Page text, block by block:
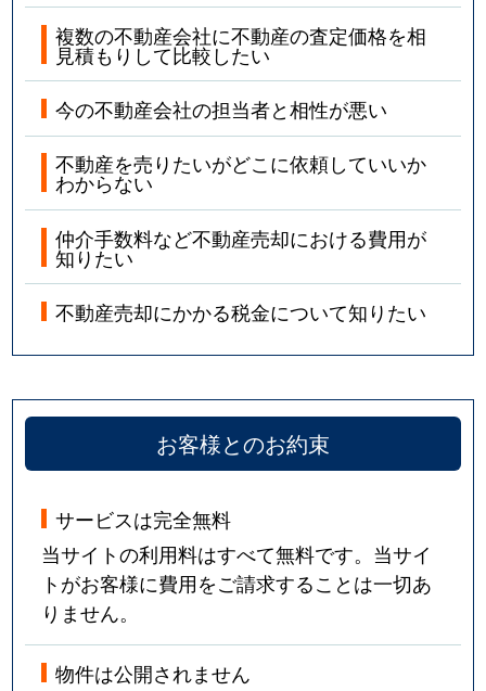
複数の不動産会社に不動産の査定価格を相
見積もりして比較したい
今の不動産会社の担当者と相性が悪い
不動産を売りたいがどこに依頼していいか
わからない
仲介手数料など不動産売却における費用が
知りたい
不動産売却にかかる税金について知りたい
お客様とのお約束
サービスは完全無料
当サイトの利用料はすべて無料です。当サイ
トがお客様に費用をご請求することは一切あ
りません。
物件は公開されません